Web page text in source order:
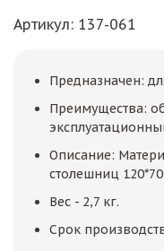
Артикул: 137-061
Предназначен:
Преимущества:
Описание:
столешниц
Вес - 2,7 кг.
Срок